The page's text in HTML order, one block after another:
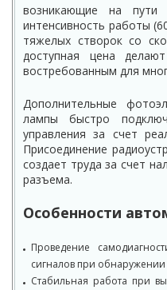
возникающие на пути
интенсивность работы
тяжелых створок со
доступная цена
востребованным для
Дополнительные
лампы быстро
управления за счет
Присоединение
создает труда за счет
разъема.
Особенности
Проведение
сигналов при обнаружении
Стабильная работа при